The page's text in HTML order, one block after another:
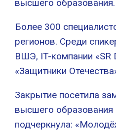
высшего образования.
Более 300
регионов. Среди
ВШЭ, IT-компании «SR
«Защитники
Закрытие посетила
высшего
подчеркнула: